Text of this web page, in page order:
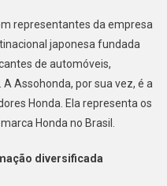
representantes da empresa
japonesa fundada
de automóveis,
Assohonda, por sua vez, é a
Honda. Ela representa os
Honda no Brasil.
diversificada